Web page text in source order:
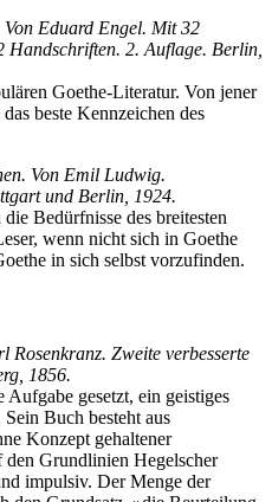
Eduard Engel. Mit 32
Handschriften. 2. Auflage. Berlin,
Goethe-Literatur. Von jener
beste Kennzeichen des
Von Emil Ludwig.
und Berlin, 1924.
Bedürfnisse des breitesten
wenn nicht sich in Goethe
in sich selbst vorzufinden.
Rosenkranz. Zweite verbesserte
1856.
Aufgabe gesetzt, ein geistiges
Buch besteht aus
Konzept gehaltener
Grundlinien Hegelscher
impulsiv. Der Menge der